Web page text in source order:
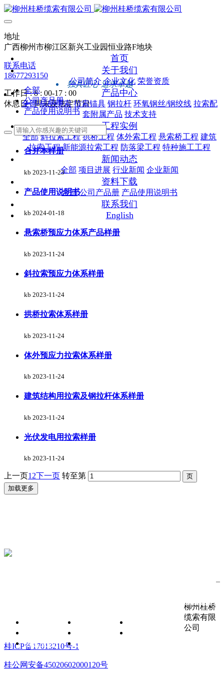
地址
广西柳州市柳江区新兴工业园恒业路F地块
联系电话
18677293150
工作日 : 8 : 00-17 : 00
休息日 : 周末及法定节日
独具匠心 追求卓越
首页
关于我们
公司简介 企业文化 荣誉资质
产品中心
全部 成品缆索 拉索锚具 钢拉杆 环氧钢丝/钢绞线 拉索配
套附属产品 技术支持
工程实例
全部 斜拉索工程 拱桥工程 体外索工程 悬索桥工程 建筑
拉索工程 新能源拉索工程 防落梁工程 特种施工工程
新闻动态
全部 项目进展 行业新闻 企业新闻
资料下载
全部 公司产品册 产品使用说明书
联系我们
English
全部
公司产品册
产品使用说明书
合并本样册
kb 2023-11-23
产品使用说明书
kb 2024-01-18
悬索桥预应力体系产品样册
kb 2023-11-24
斜拉索预应力体系样册
kb 2023-11-24
拱桥拉索体系样册
kb 2023-11-24
体外预应力拉索体系样册
kb 2023-11-24
建筑结构用拉索及钢拉杆体系样册
kb 2023-11-24
光伏发电用拉索样册
kb 2023-11-24
上一页1 2下一页 转至第
加载更多
荣誉资质
企业新闻
联系我们
柳州桂桥
缆索有限
公司
桂ICP备17013210号-1
桂公网安备45020602000120号